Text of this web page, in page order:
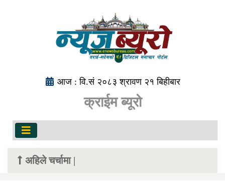
आज : वि.सं २०८३ श्रावण २१ बिहीबार
क्राईम ब्यूरो
अहिले चर्चामा |